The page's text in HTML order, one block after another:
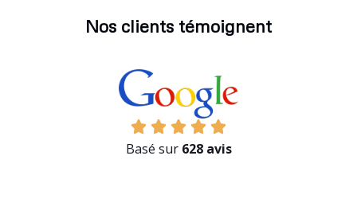
Nos clients témoignent
Basé sur 628 avis